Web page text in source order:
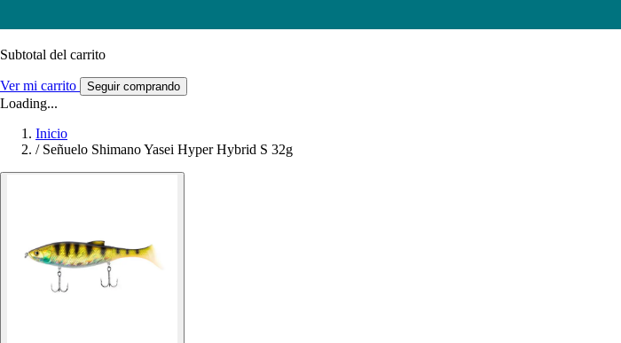
Subtotal del carrito
Ver mi carrito Seguir comprando
Loading...
Inicio
/ Señuelo Shimano Yasei Hyper Hybrid S 32g